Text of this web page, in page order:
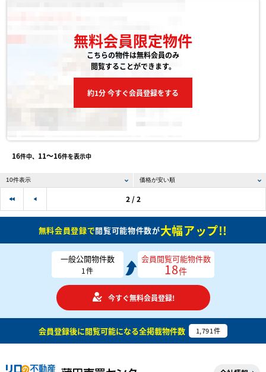
無料会員限定物件
こちらの物件は無料会員のみ
閲覧することができます。
約1分 今すぐ会員登録をする
16件中、 11〜16件を表示中
2 / 2
無料会員登録で閲覧可能物件数が大幅アップ!!
一般公開物件数
1件
会員閲覧可能物件数
18件
今すぐ無料会員登録!
会員登録後に閲覧可能になる全掲載物件数 1,791件